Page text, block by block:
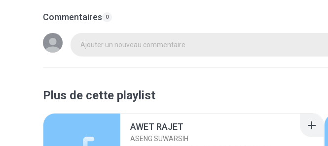
Commentaires 0
Ajouter un nouveau commentaire
Plus de cette playlist
AWET RAJET
ASENG SUWARSIH